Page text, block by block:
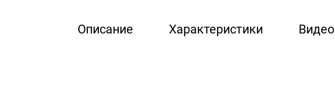
Описание Характеристики Видео